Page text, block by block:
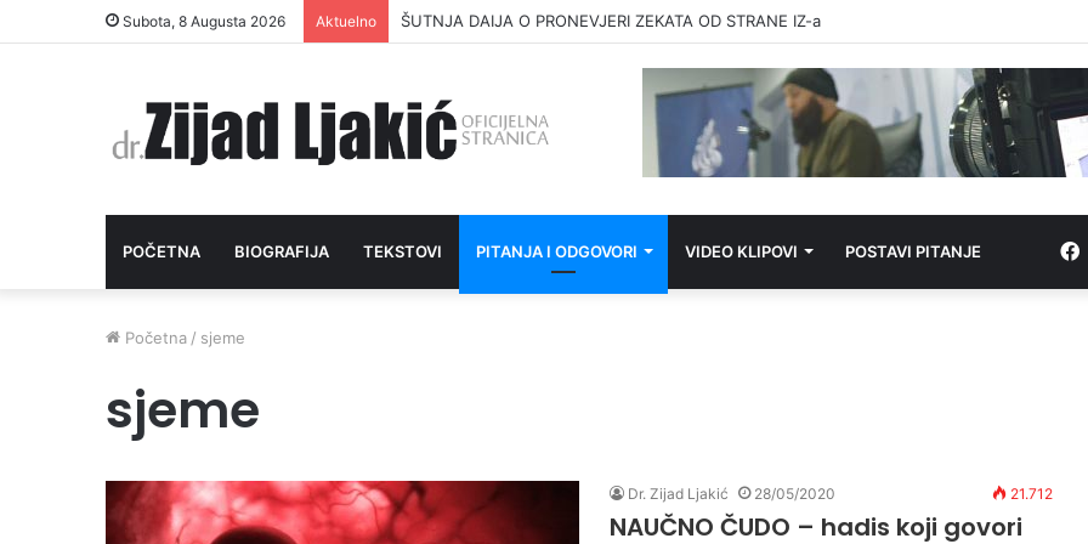
Subota, 8 Augusta 2026 Aktuelno ŠUTNJA DAIJA O PRONEVJERI ZEKATA OD STRANE IZ-a
POČETNA BIOGRAFIJA TEKSTOVI PITANJA I ODGOVORI VIDEO KLIPOVI POSTAVI PITANJE
Početna / sjeme
sjeme
Dr. Zijad Ljakić 28/05/2020 21.712
NAUČNO ČUDO – hadis koji govori